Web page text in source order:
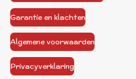
Garantie en klachten
Algemene voorwaarden
Privacyverklaring